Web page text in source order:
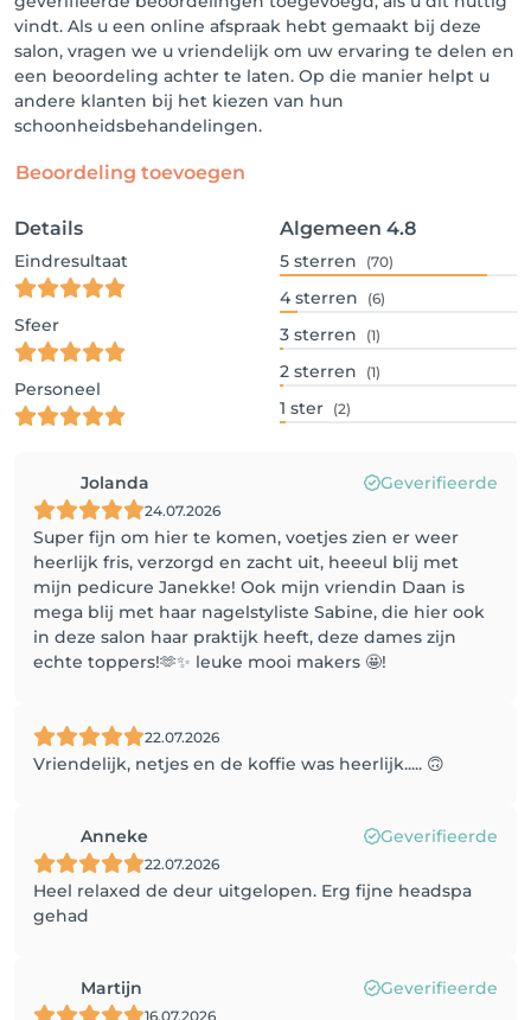
vindt. Als u een online afspraak hebt gemaakt bij deze
salon, vragen we u vriendelijk om uw ervaring te delen en
een beoordeling achter te laten. Op die manier helpt u
andere klanten bij het kiezen van hun
schoonheidsbehandelingen.
Beoordeling toevoegen
Details
Eindresultaat
Sfeer
Personeel
Algemeen 4.8
5 sterren (70)
4 sterren (6)
3 sterren (1)
2 sterren (1)
1 ster (2)
Jolanda Geverifieerde
24.07.2026
Super fijn om hier te komen, voetjes zien er weer
heerlijk fris, verzorgd en zacht uit, heeeul blij met
mijn pedicure Janekke! Ook mijn vriendin Daan is
mega blij met haar nagelstyliste Sabine, die hier ook
in deze salon haar praktijk heeft, deze dames zijn
echte toppers!🫶✨ leuke mooi makers 🤩!
22.07.2026
Vriendelijk, netjes en de koffie was heerlijk..... 🙃
Anneke Geverifieerde
22.07.2026
Heel relaxed de deur uitgelopen. Erg fijne headspa
gehad
Martijn Geverifieerde
16.07.2026